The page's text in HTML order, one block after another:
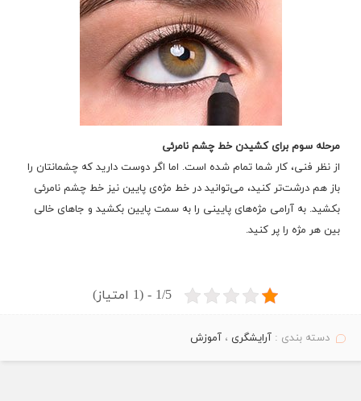
مرحله سوم برای کشیدن خط چشم نامرئی
از نظر فنی، کار شما تمام شده است. اما اگر دوست دارید که چشمانتان را
باز هم درشت‌تر کنید، می‌توانید در خط مژه‌ی پایین نیز خط چشم نامرئی
بکشید. به آرامی مژه‌های پایینی را به سمت پایین بکشید و جاهای خالی
بین هر مژه را پر کنید.
1/5 - (1 امتیاز)
دسته بندی :آرایشگری ،آموزش